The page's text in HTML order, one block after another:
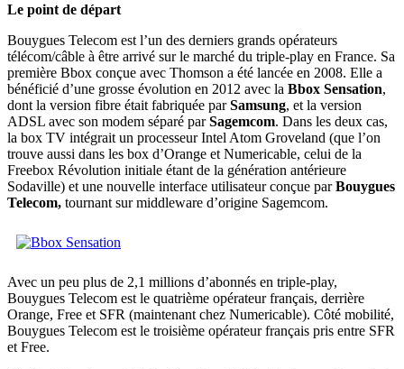
Le point de départ
Bouygues Telecom est l’un des derniers grands opérateurs
télécom/câble à être arrivé sur le marché du triple-play en France. Sa
première Bbox conçue avec Thomson a été lancée en 2008. Elle a
bénéficié d’une grosse évolution en 2012 avec la Bbox Sensation,
dont la version fibre était fabriquée parSamsung, et la version
ADSL avec son modem séparé parSagemcom. Dans les deux cas,
la box TV intégrait un processeur Intel Atom Groveland (que l’on
trouve aussi dans les box d’Orange et Numericable, celui de la
Freebox Révolution initiale étant de la génération antérieure
Sodaville) et une nouvelle interface utilisateur conçue parBouygues
Telecom, tournant sur middleware d’origine Sagemcom.
Avec un peu plus de 2,1 millions d’abonnés en triple-play,
Bouygues Telecom est le quatrième opérateur français, derrière
Orange, Free et SFR (maintenant chez Numericable). Côté mobilité,
Bouygues Telecom est le troisième opérateur français pris entre SFR
et Free.